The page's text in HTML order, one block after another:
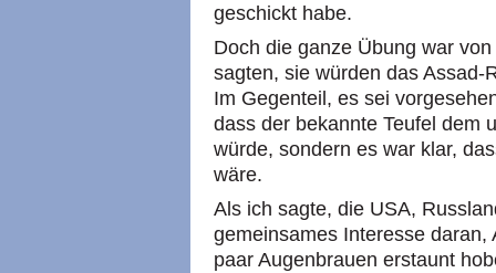
geschickt habe.
Doch die ganze Übung war
sagten, sie würden das Assad-
Im Gegenteil, es sei
dass der bekannte Teufel dem
würde, sondern es war klar,
wäre.
Als ich sagte, die USA,
gemeinsames Interesse
paar Augenbrauen erstaunt